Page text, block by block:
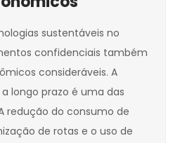
sustentáveis no
confidenciais também
consideráveis. A
longo prazo é uma das
redução do consumo de
de rotas e o uso de